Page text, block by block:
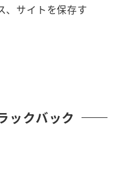
、サイトを保存す
ックバック